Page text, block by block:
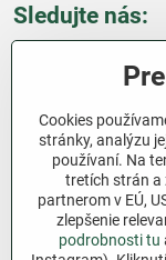
Sledujte nás:
Všetko o
Ďakujeme za
Sme
vďaka vám
Cookies
stránky, analýzu
používaní. Na
tretích strán a
partnerom v EÚ,
zlepšenie
podrobnosti tu